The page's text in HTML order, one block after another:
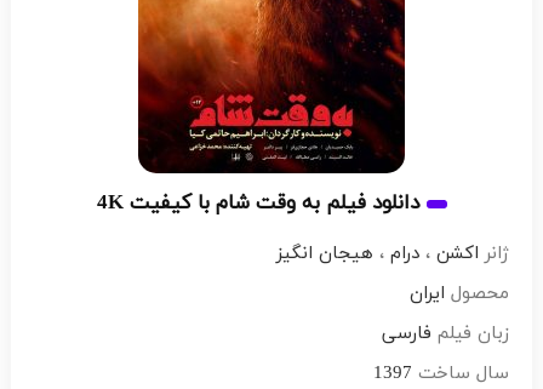
دانلود فیلم به وقت شام با کیفیت 4K
ژانر اکشن ،درام ، هیجان انگیز
محصول ایران
زبان فیلم فارسی
سال ساخت 1397